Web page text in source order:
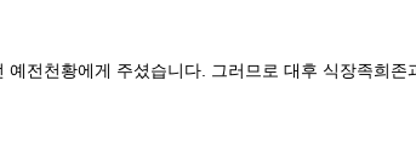
전천황에게 주셨습니다. 그러므로 대후 식장족희